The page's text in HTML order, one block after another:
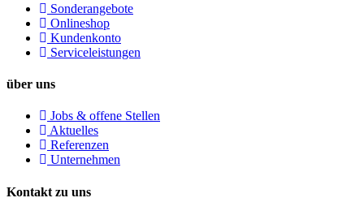
Sonderangebote
Onlineshop
Kundenkonto
Serviceleistungen
über uns
Jobs & offene Stellen
Aktuelles
Referenzen
Unternehmen
Kontakt zu uns